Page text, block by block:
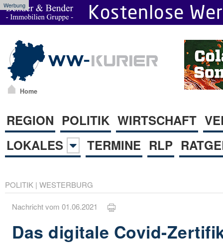
Werbung
Home
REGION POLITIK WIRTSCHAFT
LOKALES
TERMINE RLP
POLITIK | WESTERBURG
Nachricht vom 01.06.2021
Das digitale Covid-